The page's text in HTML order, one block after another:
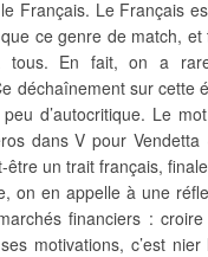
Français. Le Français
ce genre de match,
tous. En fait, on a
déchaînement sur
d’autocritique. Le
dans V pour
être un trait français,
on en appelle à une
financiers :
motivations, c’est